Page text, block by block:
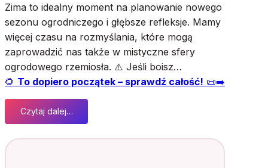
Zima to idealny moment na planowanie nowego
sezonu ogrodniczego i głębsze refleksje. Mamy
więcej czasu na rozmyślania, które mogą
zaprowadzić nas także w mistyczne sfery
ogrodowego rzemiosła. ⚠️ Jeśli boisz…
🌻 To dopiero początek – sprawdź całość! 📜➡️
Czytaj dalej…